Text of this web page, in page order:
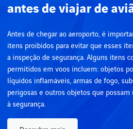
antes de viajar de
Antes de chegar ao aeroporto, é
itens proibidos para evitar que esses
a inspeção de segurança. Alguns itens
permitidos em voos incluem: objetos
líquidos inflamáveis, armas de fogo,
perigosas e outros objetos que possam
à segurança.